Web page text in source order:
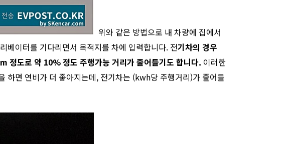
위와 같은 방법으로 내 차량에 집에서
베이터를 기다리면서 목적지를 차에 입력합니다. 전기차의 경우
정도로 약 10% 정도 주행가능 거리가 줄어들기도 합니다. 이러한
하면 연비가 더 좋아지는데, 전기차는 (kwh당 주행거리)가 줄어들